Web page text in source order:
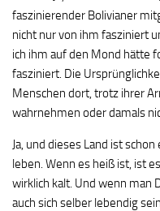
faszinierender Bolivianer
nicht nur von ihm fasziniert
ich ihm auf den Mond hätte
fasziniert. Die
Menschen dort, trotz ihrer
wahrnehmen oder damals
Ja, und dieses Land ist
leben. Wenn es heiß ist, ist
wirklich kalt. Und wenn man
auch sich selber lebendig